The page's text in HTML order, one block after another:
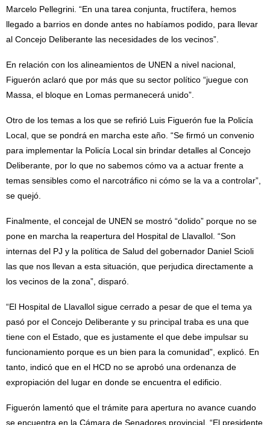
Marcelo Pellegrini. “En una tarea conjunta, fructífera, hemos
llegado a barrios en donde antes no habíamos podido, para llevar
al Concejo Deliberante las necesidades de los vecinos”.
En relación con los alineamientos de UNEN a nivel nacional,
Figuerón aclaró que por más que su sector político “juegue con
Massa, el bloque en Lomas permanecerá unido”.
Otro de los temas a los que se refirió Luis Figuerón fue la Policía
Local, que se pondrá en marcha este año. “Se firmó un convenio
para implementar la Policía Local sin brindar detalles al Concejo
Deliberante, por lo que no sabemos cómo va a actuar frente a
temas sensibles como el narcotráfico ni cómo se la va a controlar”,
se quejó.
Finalmente, el concejal de UNEN se mostró “dolido” porque no se
pone en marcha la reapertura del Hospital de Llavallol. “Son
internas del PJ y la política de Salud del gobernador Daniel Scioli
las que nos llevan a esta situación, que perjudica directamente a
los vecinos de la zona”, disparó.
“El Hospital de Llavallol sigue cerrado a pesar de que el tema ya
pasó por el Concejo Deliberante y su principal traba es una que
tiene con el Estado, que es justamente el que debe impulsar su
funcionamiento porque es un bien para la comunidad”, explicó. En
tanto, indicó que en el HCD no se aprobó una ordenanza de
expropiación del lugar en donde se encuentra el edificio.
Figuerón lamentó que el trámite para apertura no avance cuando
se encuentra en la Cámara de Senadores provincial. “El presidente